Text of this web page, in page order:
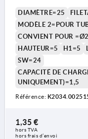
DIAMÈTRE=25
MODÈLE 2=POUR
CONVIENT POUR
HAUTEUR=5
H1=5
SW=24
CAPACITÉ DE
UNIQUEMENT)=1,5
Référence:
1,35 €
hors TVA
hors frais d’envoi